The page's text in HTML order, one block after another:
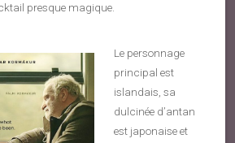
presque magique.
Le personnage
principal est
islandais, sa
dulcinée d’antan
est japonaise et